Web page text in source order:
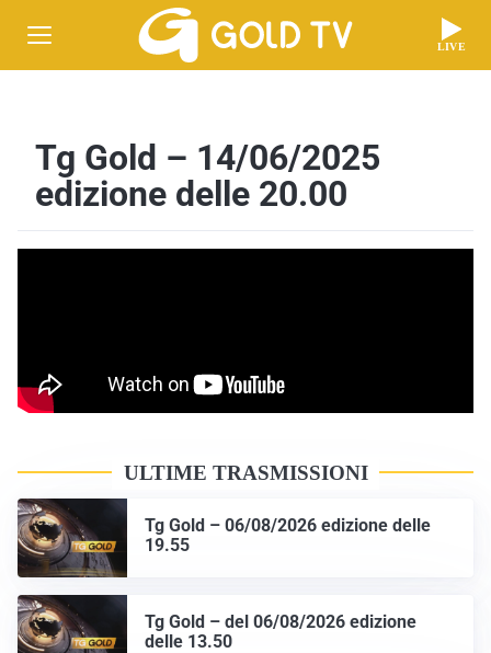
LIVE
Tg Gold – 14/06/2025
edizione delle 20.00
ULTIME TRASMISSIONI
Tg Gold – 06/08/2026 edizione delle
19.55
Tg Gold – del 06/08/2026 edizione
delle 13.50